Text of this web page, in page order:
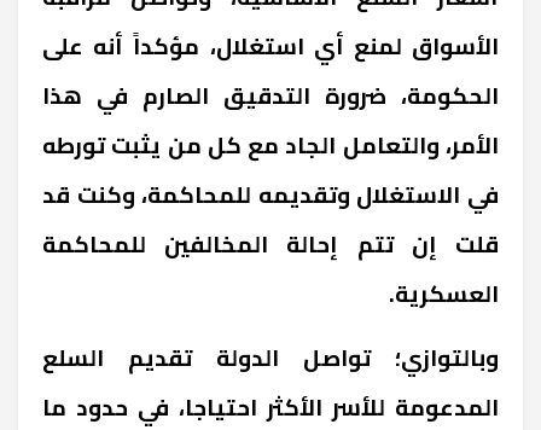
الأسواق لمنع أي استغلال، مؤكداً أنه على
الحكومة، ضرورة التدقيق الصارم في هذا
الأمر، والتعامل الجاد مع كل من يثبت تورطه
في الاستغلال وتقديمه للمحاكمة، وكنت قد
قلت إن تتم إحالة المخالفين للمحاكمة
العسكرية.
وبالتوازي؛ تواصل الدولة تقديم السلع
المدعومة للأسر الأكثر احتياجا، في حدود ما